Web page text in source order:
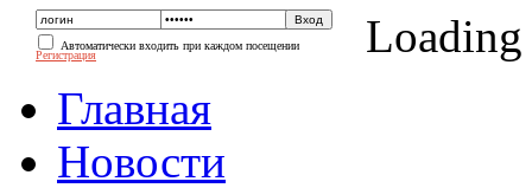
Автоматически входить при каждом посещении
Регистрация
Loading
Главная
Новости